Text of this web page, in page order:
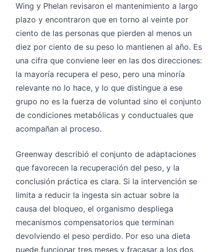
Wing y Phelan revisaron el mantenimiento a largo
plazo y encontraron que en torno al veinte por
ciento de las personas que pierden al menos un
diez por ciento de su peso lo mantienen al año. Es
una cifra que conviene leer en las dos direcciones:
la mayoría recupera el peso, pero una minoría
relevante no lo hace, y lo que distingue a ese
grupo no es la fuerza de voluntad sino el conjunto
de condiciones metabólicas y conductuales que
acompañan al proceso.
Greenway describió el conjunto de adaptaciones
que favorecen la recuperación del peso, y la
conclusión práctica es clara. Si la intervención se
limita a reducir la ingesta sin actuar sobre la
causa del bloqueo, el organismo despliega
mecanismos compensatorios que terminan
devolviendo el peso perdido. Por eso una dieta
puede funcionar tres meses y fracasar a los dos